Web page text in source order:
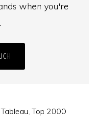
when you're
Tableau,Top 2000